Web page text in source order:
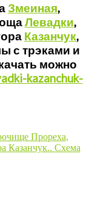
Змеиная,
Левадки,
Казанчук,
с трэками и
можно
kazanchuk-